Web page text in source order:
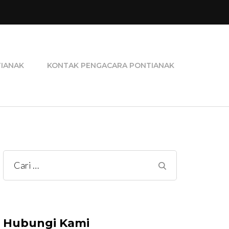
KONTAK PENGACARA PONTIANAK
Cari
untuk:
Hubungi Kami